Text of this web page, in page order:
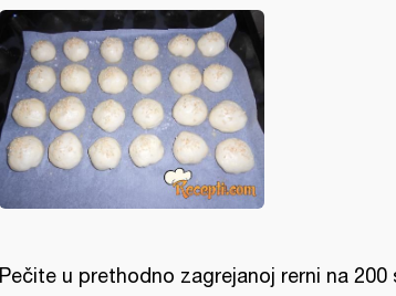
Pečite u prethodno zagrejanoj rerni na 200